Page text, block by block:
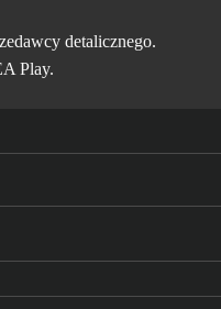
detalicznego.
Play.